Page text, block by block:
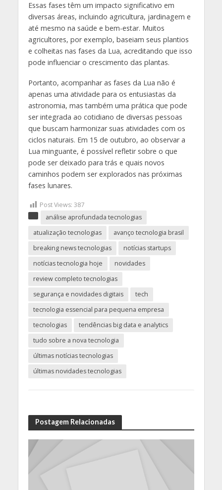
Essas fases têm um impacto significativo em
diversas áreas, incluindo agricultura, jardinagem e
até mesmo na saúde e bem-estar. Muitos
agricultores, por exemplo, baseiam seus plantios
e colheitas nas fases da Lua, acreditando que isso
pode influenciar o crescimento das plantas.
Portanto, acompanhar as fases da Lua não é
apenas uma atividade para os entusiastas da
astronomia, mas também uma prática que pode
ser integrada ao cotidiano de diversas pessoas
que buscam harmonizar suas atividades com os
ciclos naturais. Em 15 de outubro, ao observar a
Lua minguante, é possível refletir sobre o que
pode ser deixado para trás e quais novos
caminhos podem ser explorados nas próximas
fases lunares.
Post Views: 387
análise aprofundada tecnologias
atualização tecnologias
avanço tecnologia brasil
breaking news tecnologias
notícias startups
notícias tecnologia hoje
novidades
review completo tecnologias
segurança e novidades digitais
tech
tecnologia essencial para pequena empresa
tecnologias
tendências big data e analytics
tudo sobre a nova tecnologia
últimas notícias tecnologias
últimas novidades tecnologias
Postagem Relacionadas